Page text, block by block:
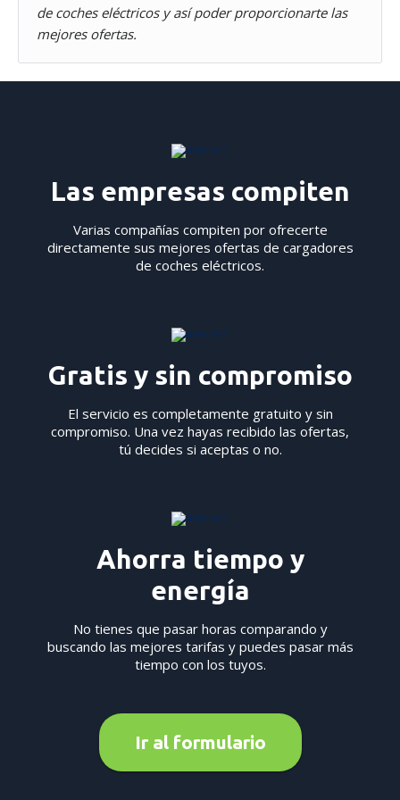
Nettbureau utiliza cookies propias y de terceros con fines
analíticos y para mostrarte publicidad relacionada con tus
"Aceptar". Para rechazar las cookies salvo las estrictamente
Política de Cookies
de coches eléctricos y así poder proporcionarte las
mejores ofertas.
Las empresas compiten
Varias compañías compiten por ofrecerte
directamente sus mejores ofertas de cargadores
de coches eléctricos.
Gratis y sin compromiso
El servicio es completamente gratuito y sin
compromiso. Una vez hayas recibido las ofertas,
tú decides si aceptas o no.
Ahorra tiempo y
energía
No tienes que pasar horas comparando y
buscando las mejores tarifas y puedes pasar más
tiempo con los tuyos.
Ir al formulario